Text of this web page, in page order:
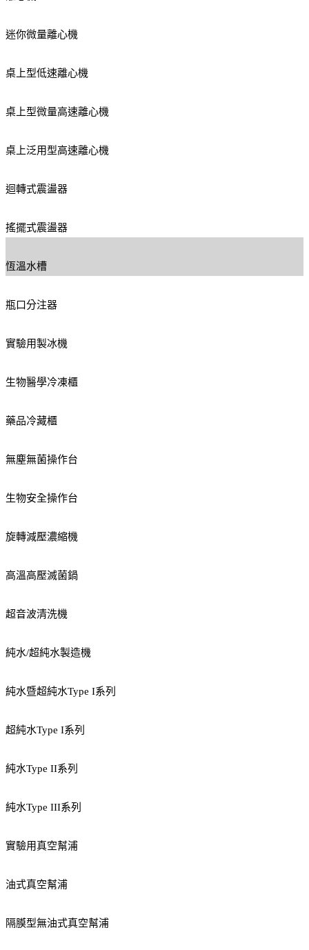
迷你微量離心機
桌上型低速離心機
桌上型微量高速離心機
桌上泛用型高速離心機
迴轉式震盪器
搖擺式震盪器
恆溫水槽
瓶口分注器
實驗用製冰機
生物醫學冷凍櫃
藥品冷藏櫃
無塵無菌操作台
生物安全操作台
旋轉減壓濃縮機
高溫高壓滅菌鍋
超音波清洗機
純水/超純水製造機
純水暨超純水Type I系列
超純水Type I系列
純水Type II系列
純水Type III系列
實驗用真空幫浦
油式真空幫浦
隔膜型無油式真空幫浦